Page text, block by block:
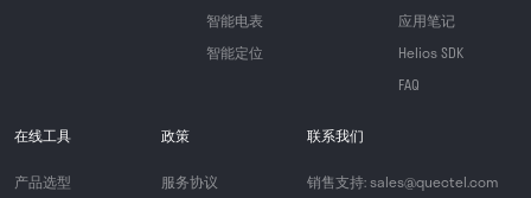
智能电表
智能定位
应用笔记
Helios SDK
FAQ
在线工具
产品选型
政策
服务协议
联系我们
销售支持: sales@quectel.com